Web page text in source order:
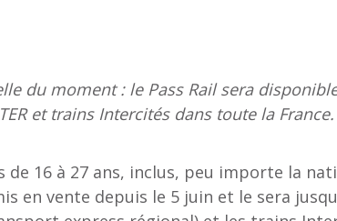
du moment : le Pass Rail sera
et trains Intercités dans toute la
de 16 à 27 ans, inclus, peu importe la
en vente depuis le 5 juin et le sera